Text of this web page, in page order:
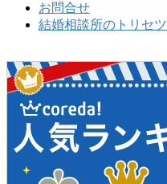
お問合せ
結婚相談所のトリセツ